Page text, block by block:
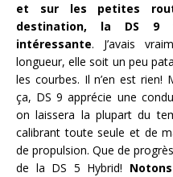
et sur les petites
destination, la DS 9
intéressante. J’avais
longueur, elle soit un peu
les courbes. Il n’en est rien!
ça, DS 9 apprécie une
on laissera la plupart du
calibrant toute seule et de
de propulsion. Que de
de la DS 5 Hybrid!